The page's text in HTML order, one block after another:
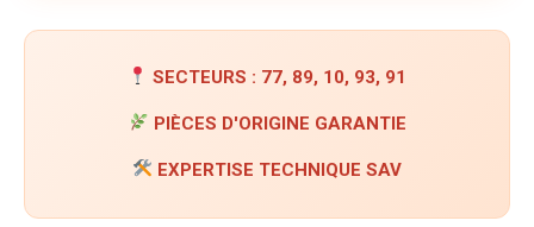
SECTEURS : 77, 89, 10, 93, 91
PIÈCES D'ORIGINE GARANTIE
EXPERTISE TECHNIQUE SAV